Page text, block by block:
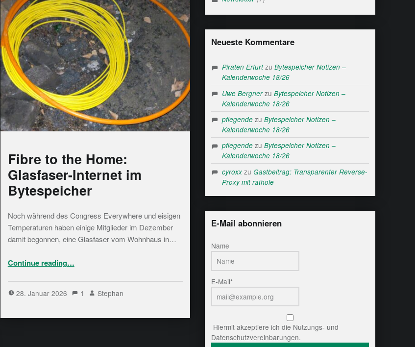
Fibre to the Home:
Glasfaser-Internet im
Bytespeicher
Noch während des Congress Everywhere und eisigen
Temperaturen haben einige Mitglieder im Dezember
damit begonnen, eine Glasfaser vom Wohnhaus in…
Continue reading“Fibre to the Home: Glasfaser-Internet im Bytespeicher”
…
28. Januar 2026 1 Stephan
Neueste Kommentare
Piraten ErfurtzuBytespeicher Notizen –
Kalenderwoche 18/26
Uwe BergnerzuBytespeicher Notizen –
Kalenderwoche 18/26
pflegende zuBytespeicher Notizen –
Kalenderwoche 18/26
pflegende zuBytespeicher Notizen –
Kalenderwoche 18/26
cyroxx zuGastbeitrag: Transparenter Reverse-
Proxy mit rathole
E-Mail abonnieren
Name
E-Mail*
Hiermit akzeptiere ich die Nutzungs- und
Datenschutzvereinbarungen.